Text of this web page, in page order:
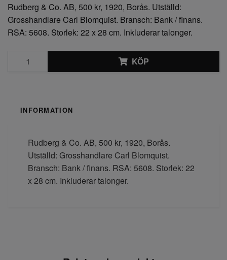
Rudberg & Co. AB, 500 kr, 1920, Borås. Utställd:
Grosshandlare Carl Blomquist. Bransch: Bank / finans.
RSA: 5608. Storlek: 22 x 28 cm. Inkluderar talonger.
KÖP
INFORMATION
Rudberg & Co. AB, 500 kr, 1920, Borås.
Utställd: Grosshandlare Carl Blomquist.
Bransch: Bank / finans. RSA: 5608. Storlek: 22
x 28 cm. Inkluderar talonger.